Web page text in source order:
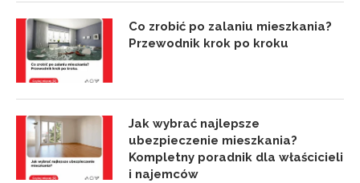
Co zrobić po zalaniu mieszkania?
Przewodnik krok po kroku
Jak wybrać najlepsze
ubezpieczenie mieszkania?
Kompletny poradnik dla właścicieli
i najemców